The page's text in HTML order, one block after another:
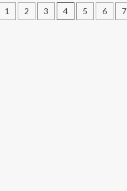
1 2 3 4 5 6 7